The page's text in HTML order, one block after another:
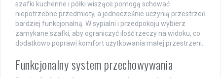
szafki kuchenne i półki wiszące pomogą schować
niepotrzebne przedmioty, a jednocześnie uczynią przestrzeń
bardziej funkcjonalną. W sypialni i przedpokoju wybierz
zamykane szafki, aby ograniczyć ilość rzeczy na widoku, co
dodatkowo poprawi komfort użytkowania małej przestrzeni.
Funkcjonalny system przechowywania